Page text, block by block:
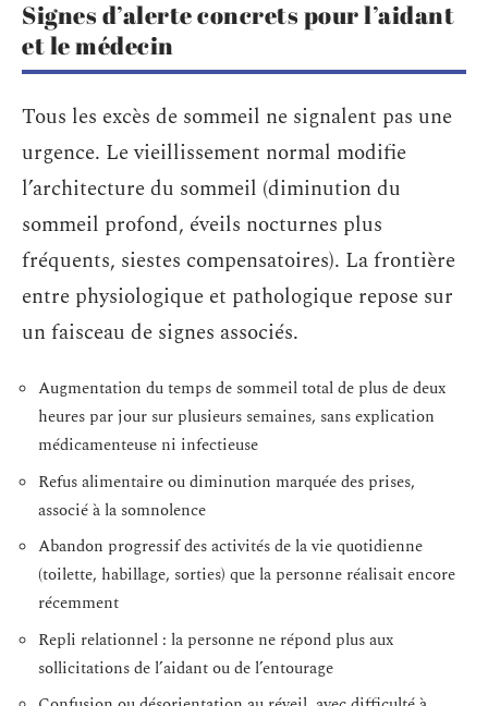
Signes d’alerte concrets pour l’aidant
et le médecin
Tous les excès de sommeil ne signalent pas une
urgence. Le vieillissement normal modifie
l’architecture du sommeil (diminution du
sommeil profond, éveils nocturnes plus
fréquents, siestes compensatoires). La frontière
entre physiologique et pathologique repose sur
un faisceau de signes associés.
Augmentation du temps de sommeil total de plus de deux
heures par jour sur plusieurs semaines, sans explication
médicamenteuse ni infectieuse
Refus alimentaire ou diminution marquée des prises,
associé à la somnolence
Abandon progressif des activités de la vie quotidienne
(toilette, habillage, sorties) que la personne réalisait encore
récemment
Repli relationnel : la personne ne répond plus aux
sollicitations de l’aidant ou de l’entourage